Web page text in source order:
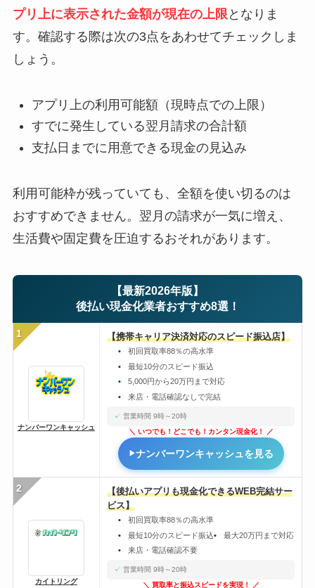
プリ上に表示された金額が現在の上限となりま
す。確認する際は次の3点をあわせてチェックしま
しょう。
アプリ上の利用可能額（現時点での上限）
すでに発生している翌月請求の合計額
支払日までに用意できる現金の見込み
利用可能枠が残っていても、全額を使い切るのは
おすすめできません。翌月の請求が一気に増え、
生活費や固定費を圧迫するおそれがあります。
【最新2026年版】
後払い現金化業者おすすめ8選！
1
ナンバーワンキャッシュ
【携帯キャリア決済対応のスピード振込店】
初回買取率88％の高水準
最短10分のスピード振込
5,000円から20万円まで対応
来店・電話確認なしで完結
営業時間 9時～20時
いつでも！どこでも！カンタン現金化！
ナンバーワンキャッシュを見る
2
カイトリング
【後払いアプリも現金化できるWEB完結サー
ビス】
初回買取率88％の高水準
最短10分のスピード振込
最大20万円まで対応
来店・電話確認不要
営業時間 9時～20時
買取率と振込スピードを実現！